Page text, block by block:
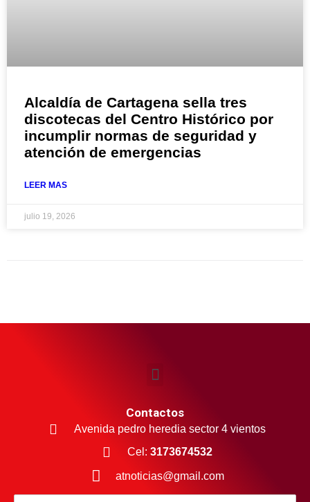
Alcaldía de Cartagena sella tres
discotecas del Centro Histórico por
incumplir normas de seguridad y
atención de emergencias
LEER MAS
julio 19, 2026
Contactos
Avenida pedro heredia sector 4 vientos
Cel: 3173674532
atnoticias@gmail.com